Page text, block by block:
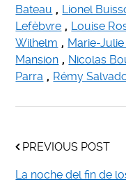
Bateau , Lionel
Lefèbvre , Louise
Wilhelm , Marie-
Mansion , Nicolas
Parra , Rémy
PREVIOUS POST
La noche del fin de